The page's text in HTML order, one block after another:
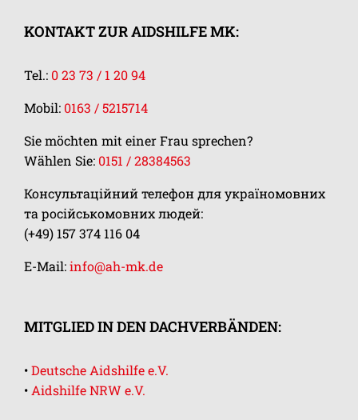
KONTAKT ZUR AIDSHILFE MK:
Tel.: 0 23 73 / 1 20 94
Mobil: 0163 / 5215714
Sie möchten mit einer Frau sprechen?
Wählen Sie: 0151 / 28384563
Консультаційний телефон для україномовних
та російськомовних людей:
(+49) 157 374 116 04
E-Mail:info@ah-mk.de
MITGLIED IN DEN DACHVERBÄNDEN:
•Deutsche Aidshilfe e.V.
•Aidshilfe NRW e.V.